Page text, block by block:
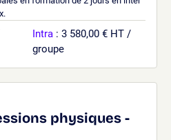
Intra : 3 580,00 € HT /
groupe
physiques -